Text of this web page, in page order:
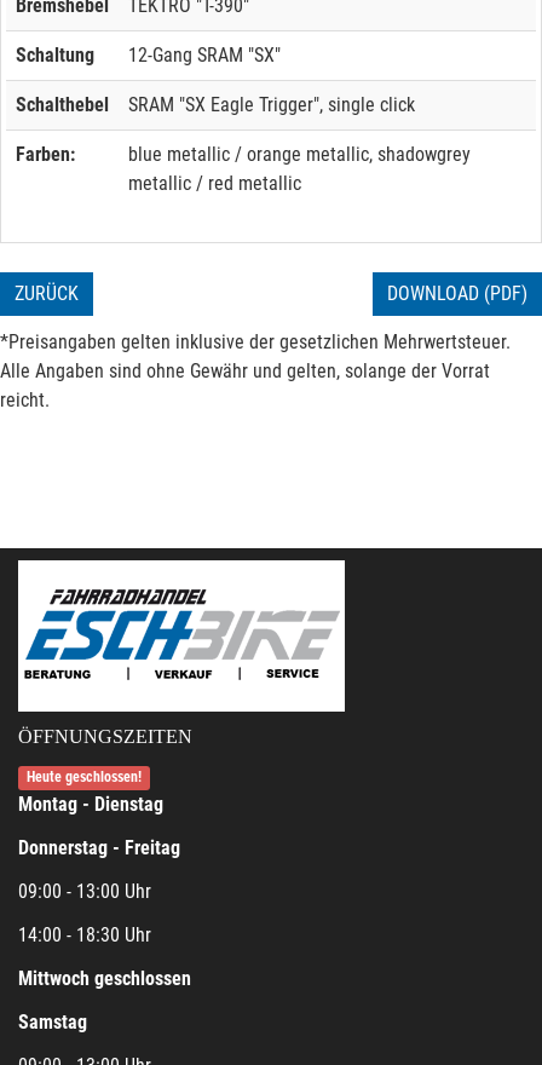
Bremshebel TEKTRO "T-390"
Schaltung 12-Gang SRAM "SX"
Schalthebel SRAM "SX Eagle Trigger", single click
Farben:
blue metallic / orange metallic, shadowgrey
metallic / red metallic
ZURÜCK DOWNLOAD (PDF)
*Preisangaben gelten inklusive der gesetzlichen Mehrwertsteuer.
Alle Angaben sind ohne Gewähr und gelten, solange der Vorrat
reicht.
ÖFFNUNGSZEITEN
Heute geschlossen!
Montag - Dienstag
Donnerstag - Freitag
09:00 - 13:00 Uhr
14:00 - 18:30 Uhr
Mittwoch geschlossen
Samstag